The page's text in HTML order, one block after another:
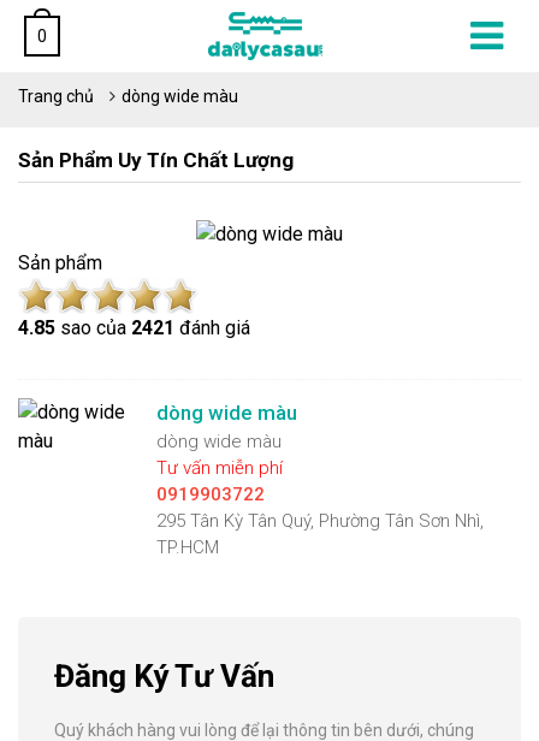
0
Trang chủ dòng wide màu
Sản Phẩm Uy Tín Chất Lượng
Sản phẩm
4.85 sao của 2421 đánh giá
dòng wide màu
dòng wide màu
Tư vấn miễn phí
0919903722
295 Tân Kỳ Tân Quý, Phường Tân Sơn Nhì,
TP.HCM
Đăng Ký Tư Vấn
Quý khách hàng vui lòng để lại thông tin bên dưới, chúng